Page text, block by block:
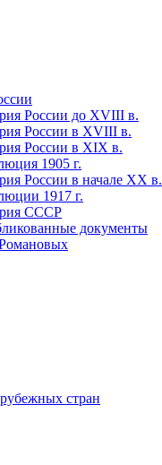
России до XVIII в.
России в XVIII в.
России в XIX в.
1905 г.
России в начале XX в.
1917 г.
СССР
документы
стран